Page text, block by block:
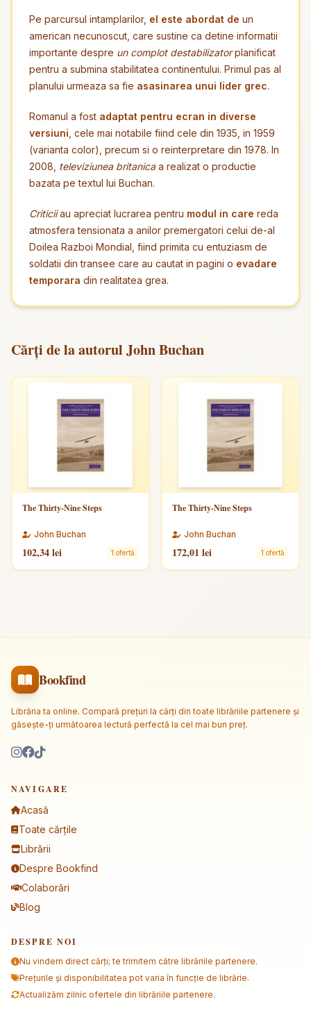
Pe parcursul intamplarilor, el este abordat de un
american necunoscut, care sustine ca detine informatii
importante despre un complot destabilizatorplanificat
pentru a submina stabilitatea continentului. Primul pas al
planului urmeaza sa fie asasinarea unui lider grec.
Romanul a fost adaptat pentru ecran in diverse
versiuni , cele mai notabile fiind cele din 1935, in 1959
(varianta color), precum si o reinterpretare din 1978. In
2008, televiziunea britanicaa realizat o productie
bazata pe textul lui Buchan.
Criticiiau apreciat lucrarea pentru modul in care reda
atmosfera tensionata a anilor premergatori celui de-al
Doilea Razboi Mondial, fiind primita cu entuziasm de
soldatii din transee care au cautat in pagini o evadare
temporara din realitatea grea.
Cărți de la autorul John Buchan
The Thirty-Nine Steps
John Buchan
102,34 lei 1 ofertă
The Thirty-Nine Steps
John Buchan
172,01 lei 1 ofertă
Bookfind
Librăria ta online. Compară prețuri la cărți din toate librăriile partenere și
găsește-ți următoarea lectură perfectă la cel mai bun preț.
NAVIGARE
Acasă
Toate cărțile
Librării
Despre Bookfind
Colaborări
Blog
DESPRE NOI
Nu vindem direct cărți; te trimitem către librăriile partenere.
Prețurile și disponibilitatea pot varia în funcție de librărie.
Actualizăm zilnic ofertele din librăriile partenere.